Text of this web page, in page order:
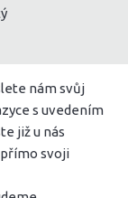
nám svůj
s uvedením
již u nás
svoji